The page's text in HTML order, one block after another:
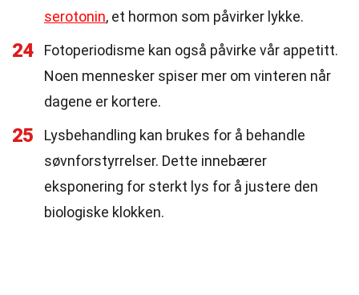
serotonin, et hormon som påvirker lykke.
24
Fotoperiodisme kan også påvirke vår appetitt.
Noen mennesker spiser mer om vinteren når
dagene er kortere.
25
Lysbehandling kan brukes for å behandle
søvnforstyrrelser. Dette innebærer
eksponering for sterkt lys for å justere den
biologiske klokken.